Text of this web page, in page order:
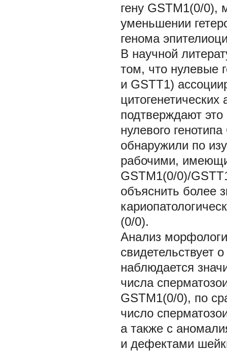
гену GSTM1(0/0),
уменьшении
генома
В научной
том, что нулевые
и GSTT1)
подтверждают это
нулевого
обнаружили по
рабочими,
GSTM1(0/0)/
объяснить более
(0/0).
Анализ
свидетельствует
наблюдается
числа
GSTM1(0/0), по
число
а также с
и дефектами